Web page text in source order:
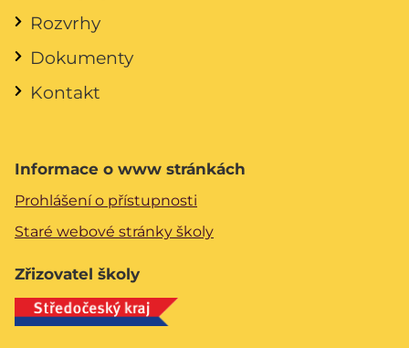
Rozvrhy
Dokumenty
Kontakt
Informace o www stránkách
Prohlášení o přístupnosti
Staré webové stránky školy
Zřizovatel školy